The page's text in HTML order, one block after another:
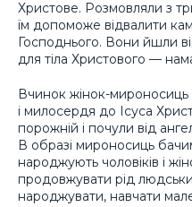
Христове. Розмовляли з
їм допоможе відвалити
Господнього. Вони йшли
для тіла Христового —
Вчинок жінок-
і милосердя до Ісуса
порожній і почули від
В образі мироносиць
народжують чоловіків і
продовжувати рід
народжувати, навчати